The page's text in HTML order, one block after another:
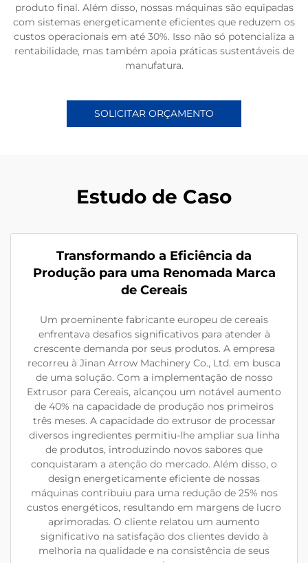
produto final. Além disso, nossas máquinas são equipadas
com sistemas energeticamente eficientes que reduzem os
custos operacionais em até 30%. Isso não só potencializa a
rentabilidade, mas também apoia práticas sustentáveis de
manufatura.
SOLICITAR ORÇAMENTO
Estudo de Caso
Transformando a Eficiência da
Produção para uma Renomada Marca
de Cereais
Um proeminente fabricante europeu de cereais
enfrentava desafios significativos para atender à
crescente demanda por seus produtos. A empresa
recorreu à Jinan Arrow Machinery Co., Ltd. em busca
de uma solução. Com a implementação de nosso
Extrusor para Cereais, alcançou um notável aumento
de 40% na capacidade de produção nos primeiros
três meses. A capacidade do extrusor de processar
diversos ingredientes permitiu-lhe ampliar sua linha
de produtos, introduzindo novos sabores que
conquistaram a atenção do mercado. Além disso, o
design energeticamente eficiente de nossas
máquinas contribuiu para uma redução de 25% nos
custos energéticos, resultando em margens de lucro
aprimoradas. O cliente relatou um aumento
significativo na satisfação dos clientes devido à
melhoria na qualidade e na consistência de seus